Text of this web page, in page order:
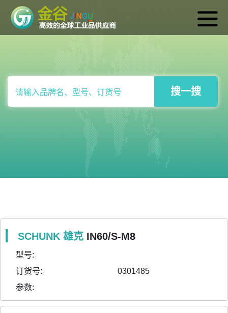
SCHUNK 雄克 IN60/S-M8
型号:
订货号:
0301485
参数: